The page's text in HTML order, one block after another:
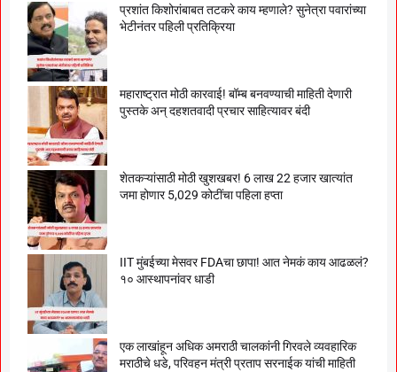
प्रशांत किशोरांबाबत तटकरे काय म्हणाले? सुनेत्रा पवारांच्या
भेटीनंतर पहिली प्रतिक्रिया
महाराष्ट्रात मोठी कारवाई! बॉम्ब बनवण्याची माहिती देणारी
पुस्तके अन् दहशतवादी प्रचार साहित्यावर बंदी
शेतकऱ्यांसाठी मोठी खुशखबर! 6 लाख 22 हजार खात्यांत
जमा होणार 5,029 कोटींचा पहिला हप्ता
IIT मुंबईच्या मेसवर FDAचा छापा! आत नेमकं काय आढळलं?
१० आस्थापनांवर धाडी
एक लाखांहून अधिक अमराठी चालकांनी गिरवले व्यवहारिक
मराठीचे धडे, परिवहन मंत्री प्रताप सरनाईक यांची माहिती